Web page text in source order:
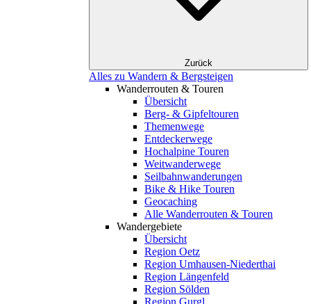
Zurück
Alles zu Wandern & Bergsteigen
Wanderrouten & Touren
Übersicht
Berg- & Gipfeltouren
Themenwege
Entdeckerwege
Hochalpine Touren
Weitwanderwege
Seilbahnwanderungen
Bike & Hike Touren
Geocaching
Alle Wanderrouten & Touren
Wandergebiete
Übersicht
Region Oetz
Region Umhausen-Niederthai
Region Längenfeld
Region Sölden
Region Gurgl